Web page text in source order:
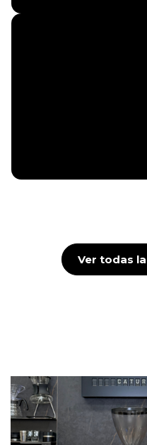
Ver todas